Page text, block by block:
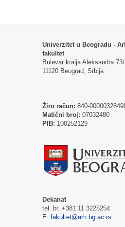
Univerzitet u Beogradu -
fakultet
Bulevar kralja Aleksandra
11120 Beograd, Srbija
Žiro račun: 840-
Matični broj: 07032480
PIB: 100252129
Dekanat
tel. br. +381 11 3225254
E: fakultet@arh.bg.ac.rs